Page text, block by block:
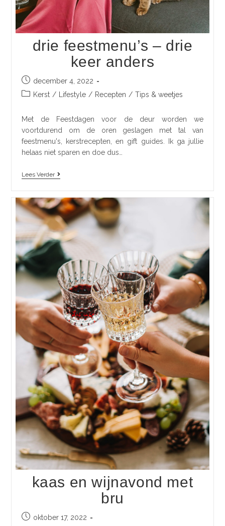
drie feestmenu’s – drie
keer anders
december 4, 2022
Kerst / Lifestyle / Recepten / Tips & weetjes
Met de Feestdagen voor de deur worden we
voortdurend om de oren geslagen met tal van
feestmenu's, kerstrecepten, en gift guides. Ik ga jullie
helaas niet sparen en doe dus…
Lees Verder
kaas en wijnavond met
bru
oktober 17, 2022